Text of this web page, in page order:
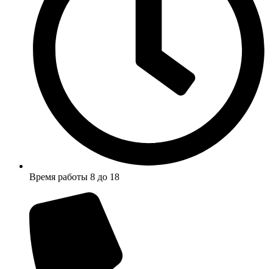
Время работы 8 до 18